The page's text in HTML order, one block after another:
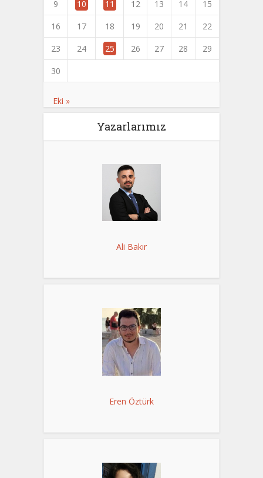
9 10 11 12 13 14
15
16
17 18 19 20 21
22
23
24 25 26 27 28
29
30
Eki »
Yazarlarımız
Ali Bakır
Eren Öztürk